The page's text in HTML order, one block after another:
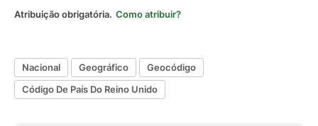
Atribuição obrigatória. Como atribuir?
Nacional Geográfico
Geocódigo
Código De País Do Reino Unido